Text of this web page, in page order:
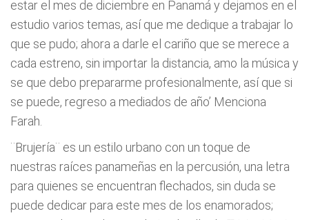
estar el mes de diciembre en Panamá y dejamos en el
estudio varios temas, así que me dedique a trabajar lo
que se pudo; ahora a darle el cariño que se merece a
cada estreno, sin importar la distancia, amo la música y
se que debo prepararme profesionalmente, así que si
se puede, regreso a mediados de año’ Menciona
Farah.
¨Brujería¨ es un estilo urbano con un toque de
nuestras raíces panameñas en la percusión, una letra
para quienes se encuentran flechados, sin duda se
puede dedicar para este mes de los enamorados;